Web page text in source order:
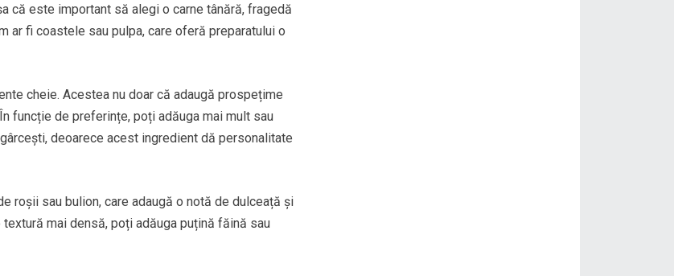
că este important să alegi o carne tânără, fragedă
ar fi coastele sau pulpa, care oferă preparatului o
cheie. Acestea nu doar că adaugă prospețime
funcție de preferințe, poți adăuga mai mult sau
deoarece acest ingredient dă personalitate
roșii sau bulion, care adaugă o notă de dulceață și
mai densă, poți adăuga puțină făină sau